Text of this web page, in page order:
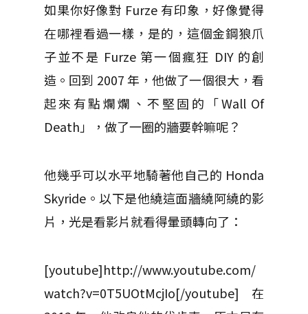
如果你好像對 Furze 有印象，好像覺得
在哪裡看過一樣，是的，這個金鋼狼爪
子並不是 Furze 第一個瘋狂 DIY 的創
造。回到 2007 年，他做了一個很大，看
起來有點爛爛、不堅固的「Wall Of
Death」，做了一圈的牆要幹嘛呢？
他幾乎可以水平地騎著他自己的 Honda
Skyride。以下是他繞這面牆繞阿繞的影
片，光是看影片就看得暈頭轉向了：
[youtube]http://www.youtube.com/
watch?v=0T5UOtMcjIo[/youtube]在